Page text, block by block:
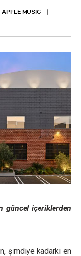
APPLE MUSIC
güncel içeriklerden
şimdiye kadarki en